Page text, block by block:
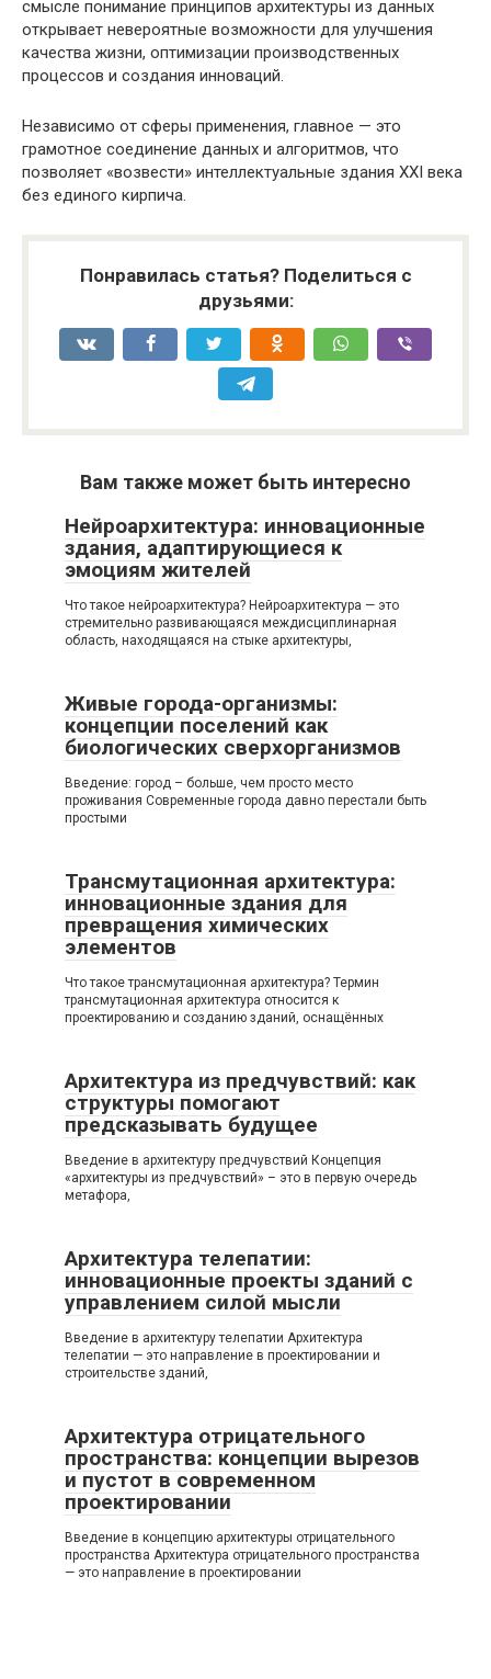
смысле понимание принципов архитектуры из данных
открывает невероятные возможности для улучшения
качества жизни, оптимизации производственных
процессов и создания инноваций.
Независимо от сферы применения, главное — это
грамотное соединение данных и алгоритмов, что
позволяет «возвести» интеллектуальные здания XXI века
без единого кирпича.
Понравилась статья? Поделиться с
друзьями:
Вам также может быть интересно
Нейроархитектура: инновационные
здания, адаптирующиеся к
эмоциям жителей
Что такое нейроархитектура? Нейроархитектура — это
стремительно развивающаяся междисциплинарная
область, находящаяся на стыке архитектуры,
Живые города-организмы:
концепции поселений как
биологических сверхорганизмов
Введение: город – больше, чем просто место
проживания Современные города давно перестали быть
простыми
Трансмутационная архитектура:
инновационные здания для
превращения химических
элементов
Что такое трансмутационная архитектура? Термин
трансмутационная архитектура относится к
проектированию и созданию зданий, оснащённых
Архитектура из предчувствий: как
структуры помогают
предсказывать будущее
Введение в архитектуру предчувствий Концепция
«архитектуры из предчувствий» – это в первую очередь
метафора,
Архитектура телепатии:
инновационные проекты зданий с
управлением силой мысли
Введение в архитектуру телепатии Архитектура
телепатии — это направление в проектировании и
строительстве зданий,
Архитектура отрицательного
пространства: концепции вырезов
и пустот в современном
проектировании
Введение в концепцию архитектуры отрицательного
пространства Архитектура отрицательного пространства
— это направление в проектировании